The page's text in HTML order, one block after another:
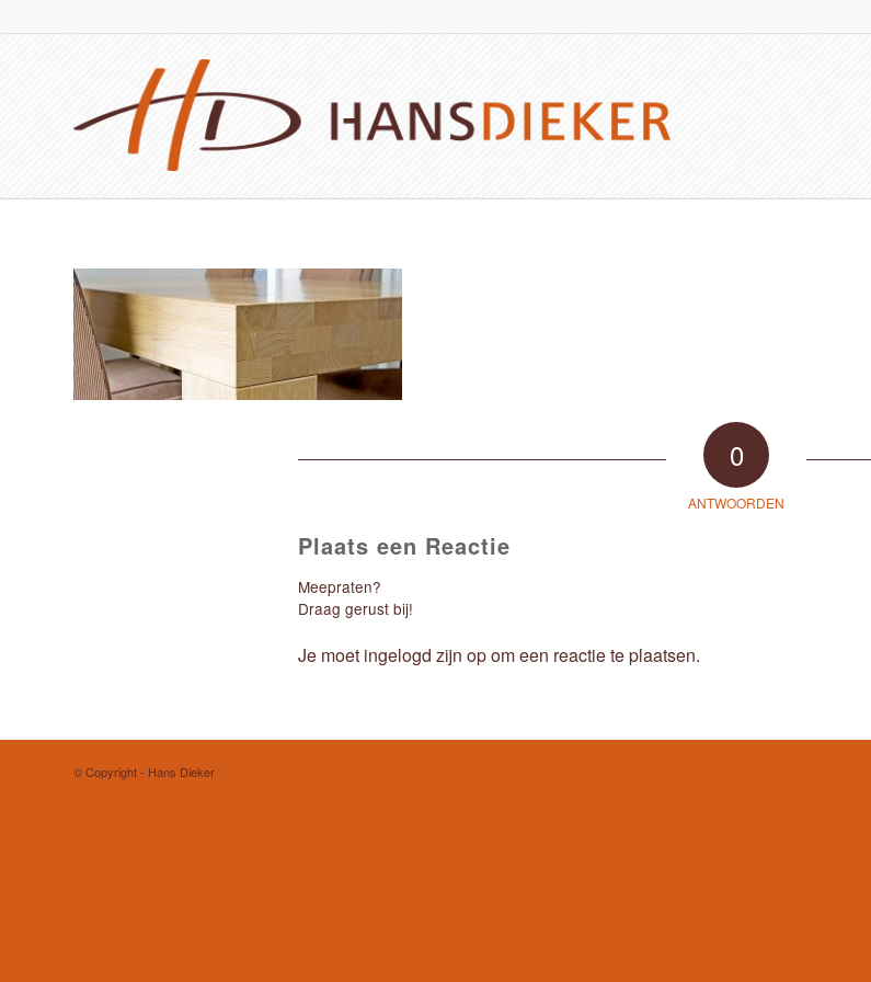
0
ANTWOORDEN
Plaats een Reactie
Meepraten?
Draag gerust bij!
Je moet ingelogd zijn opom een reactie te plaatsen.
© Copyright - Hans Dieker